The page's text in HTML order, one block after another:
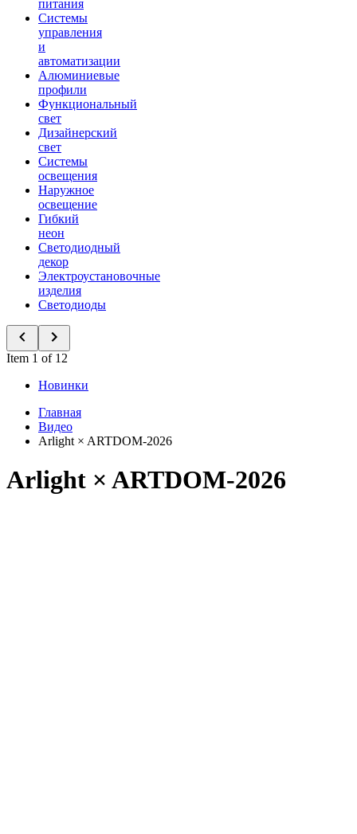
питания
Системы
управления
и
автоматизации
Алюминиевые
профили
Функциональный
свет
Дизайнерский
свет
Системы
освещения
Наружное
освещение
Гибкий
неон
Светодиодный
декор
Электроустановочные
изделия
Светодиоды
Item 1 of 12
Новинки
Главная
Видео
Arlight × ARTDOM-2026
Arlight × ARTDOM-2026